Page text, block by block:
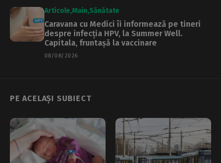
Articole Main Sănătate
Caravana cu Medici îi informează pe tineri
despre infecția HPV, la Summer Well.
Capitala, fruntașă la vaccinare
08/08/2026
PE ACELAȘI SUBIECT